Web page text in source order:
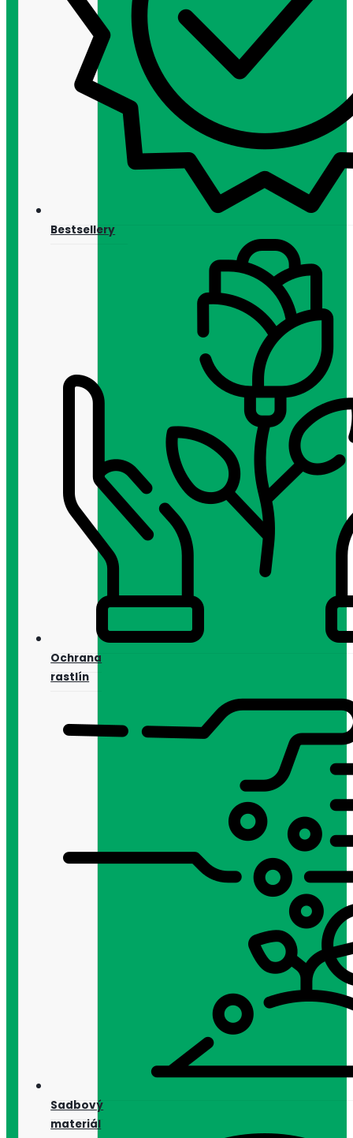
Bestsellery
Ochrana
rastlín
Sadbový
materiál